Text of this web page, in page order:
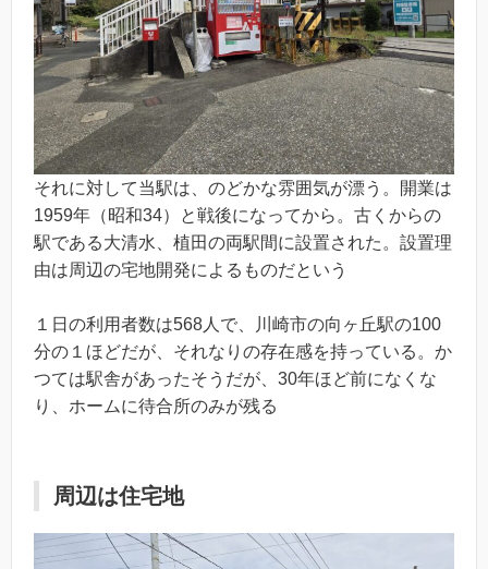
それに対して当駅は、のどかな雰囲気が漂う。開業は
1959年（昭和34）と戦後になってから。古くからの
駅である大清水、植田の両駅間に設置された。設置理
由は周辺の宅地開発によるものだという
１日の利用者数は568人で、川崎市の向ヶ丘駅の100
分の１ほどだが、それなりの存在感を持っている。か
つては駅舎があったそうだが、30年ほど前になくな
り、ホームに待合所のみが残る
周辺は住宅地